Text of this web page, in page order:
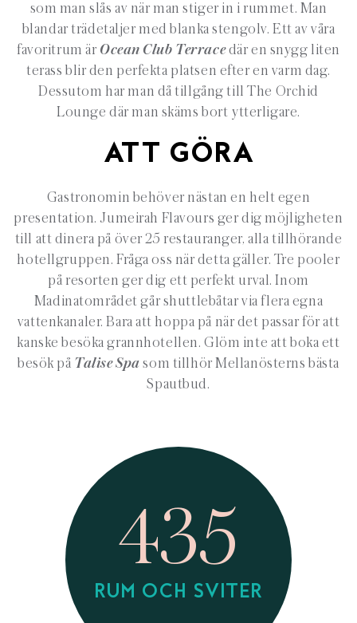
som man slås av när man stiger in i rummet. Man
blandar trädetaljer med blanka stengolv. Ett av våra
favoritrum är Ocean Club Terracedär en snygg liten
terass blir den perfekta platsen efter en varm dag.
Dessutom har man då tillgång till The Orchid
Lounge där man skäms bort ytterligare.
ATT GÖRA
Gastronomin behöver nästan en helt egen
presentation. Jumeirah Flavours ger dig möjligheten
till att dinera på över 25 restauranger, alla tillhörande
hotellgruppen. Fråga oss när detta gäller. Tre pooler
på resorten ger dig ett perfekt urval. Inom
Madinatområdet går shuttlebåtar via flera egna
vattenkanaler. Bara att hoppa på när det passar för att
kanske besöka grannhotellen. Glöm inte att boka ett
besök på Talise Spasom tillhör Mellanösterns bästa
Spautbud.
435
RUM OCH SVITER